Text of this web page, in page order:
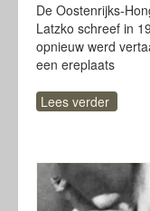
De Oostenrijks-
Latzko schreef in
opnieuw werd
een ereplaats
Lees verder